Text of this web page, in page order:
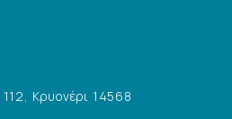
Κρυονέρι 14568